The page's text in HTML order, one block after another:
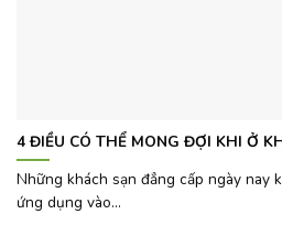
4 ĐIỀU CÓ THỂ MONG ĐỢI KHI Ở
Những khách sạn đẳng cấp ngày nay
ứng dụng vào...